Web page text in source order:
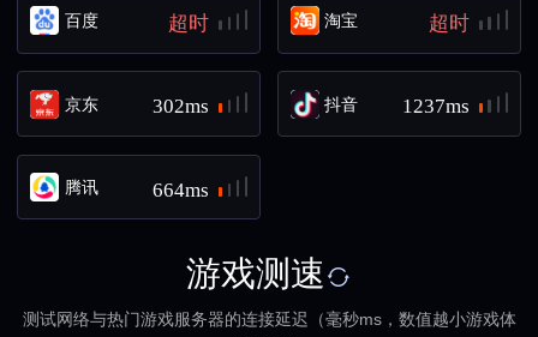
百度 超时 淘宝 超时
京东 302ms 抖音 1237ms
腾讯 664ms
游戏测速
测试网络与热门游戏服务器的连接延迟（毫秒ms，数值越小游戏体